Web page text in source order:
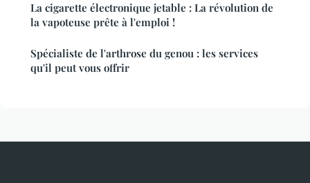
La cigarette électronique jetable : La révolution de
la vapoteuse prête à l'emploi !
Spécialiste de l'arthrose du genou : les services
qu'il peut vous offrir